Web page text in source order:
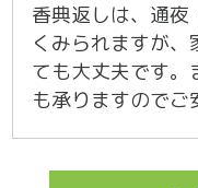
香典返しは、通
くみられますが
ても大丈夫です。
も承りますのでご